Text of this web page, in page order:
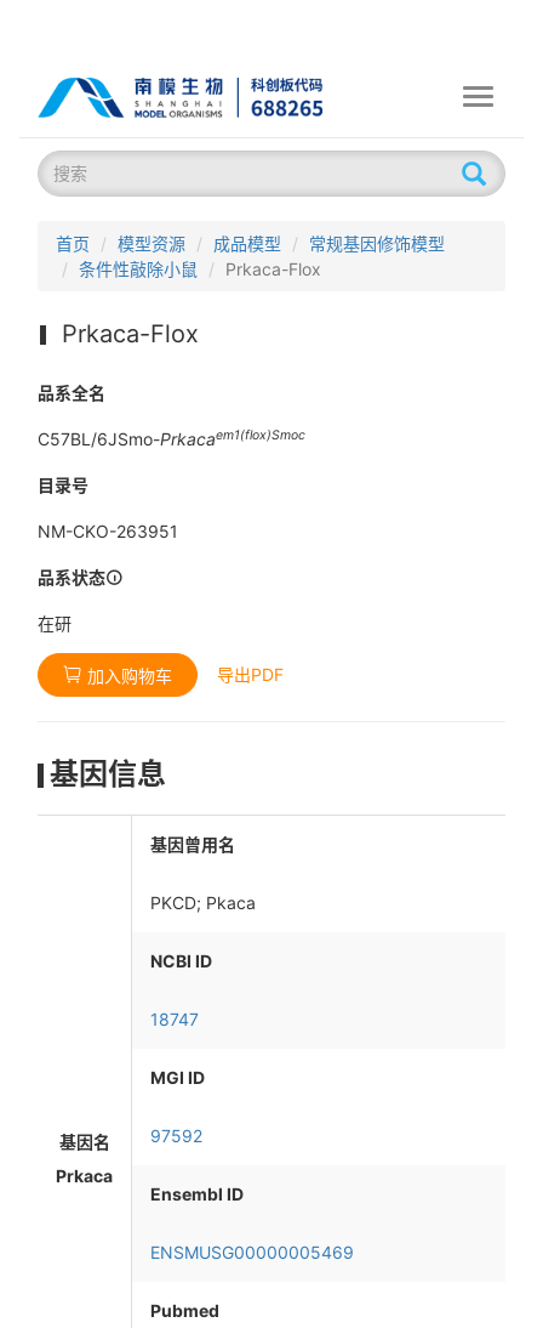
Toggle
首页 模型资源 成品模型
常规基因修饰模型
条件性敲除小鼠
Prkaca-Flox
Prkaca-Flox
品系全名
C57BL/6JSmo-Prkacaem1(flox)Smoc
目录号
NM-CKO-263951
品系状态
在研
加入购物车 导出PDF
基因信息
基因名
Prkaca
基因曾用名
PKCD; Pkaca
NCBI ID
18747
MGI ID
97592
Ensembl ID
ENSMUSG00000005469
Pubmed